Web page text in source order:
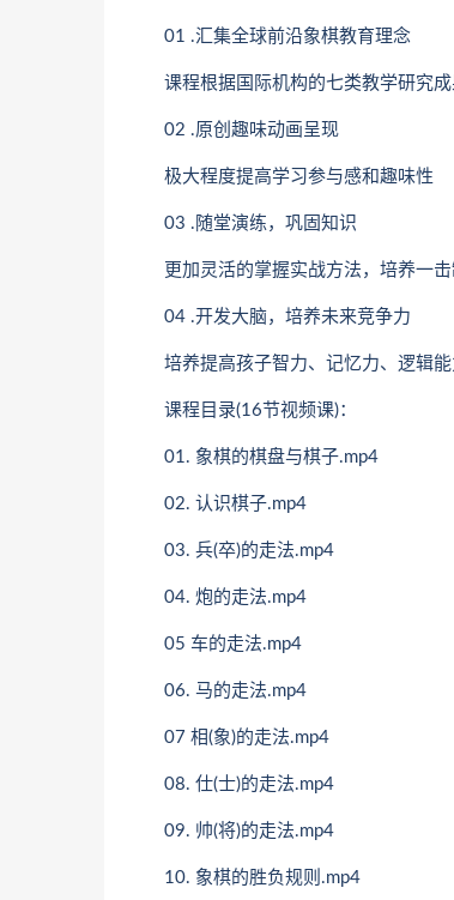
01 .汇集全球前沿象棋教育理念
课程根据国际机构的七类教学研究成
02 .原创趣味动画呈现
极大程度提高学习参与感和趣味性
03 .随堂演练，巩固知识
更加灵活的掌握实战方法，培养一击
04 .开发大脑，培养未来竞争力
培养提高孩子智力、记忆力、逻辑能
课程目录(16节视频课)：
01. 象棋的棋盘与棋子.mp4
02. 认识棋子.mp4
03. 兵(卒)的走法.mp4
04. 炮的走法.mp4
05 车的走法.mp4
06. 马的走法.mp4
07 相(象)的走法.mp4
08. 仕(士)的走法.mp4
09. 帅(将)的走法.mp4
10. 象棋的胜负规则.mp4